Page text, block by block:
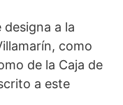
designa a la
como
de la Caja de
a este